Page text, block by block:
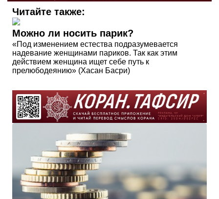
Читайте также:
Можно ли носить парик?
«Под изменением естества подразумевается
надевание женщинами париков. Так как этим
действием женщина ищет себе путь к
прелюбодеянию» (Хасан Басри)